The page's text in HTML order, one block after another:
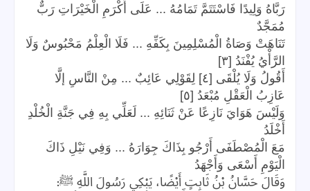
رَبَّاهُ وَلِيدًا فَاسْتَتَمَّ تَمَامُهُ ... عَلَى أَكْرَمِ الْخَيْرَاتِ رَبٌّ
مُمَجَّدٌ
تَنَاهَتْ وَصَاةُ الْمُسْلِمِينَ بِكَفِّهِ ... فَلَا الْعِلْمُ مَحْبُوسٌ وَلَا
الرَّأْيُ يُفْنَدُ [٣]
أَقُولُ وَلَا يُلْقَى [٤] لِقَوْلِي عَائِبٌ ... مِنْ النَّاسِ إلَّا
عَازِبُ الْعَقْلِ مُبْعَدُ [٥]
وَلَيْسَ هَوَايَ نَازِعًا عَنْ ثَنَائِهِ ... لَعَلِّي بِهِ فِي جَنَّةِ الْخُلْدِ
أَخْلَدُ
مَعَ الْمُصْطَفَى أَرْجُو بِذَاكَ جِوَارَهُ ... وَفِي نَيْلِ ذَاكَ
الْيَوْمِ أَسْعَى وَأَجْهَدُ
وَقَالَ حَسَّانُ بْنُ ثَابِتٍ أَيْضًا، يَبْكِي رَسُولَ اللَّهِ ﷺ: